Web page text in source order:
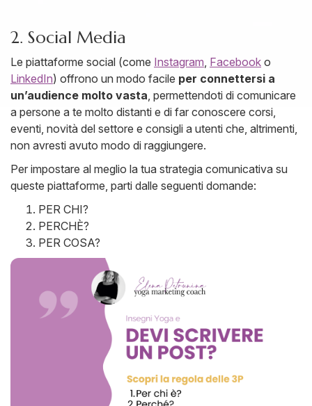
2. Social Media
Le piattaforme social (come Instagram Facebook o
LinkedIn) offrono un modo facile per connettersi a
un’audience molto vasta , permettendoti di comunicare
a persone a te molto distanti e di far conoscere corsi,
eventi, novità del settore e consigli a utenti che, altrimenti,
non avresti avuto modo di raggiungere.
Per impostare al meglio la tua strategia comunicativa su
queste piattaforme, parti dalle seguenti domande:
PER CHI?
PERCHÈ?
PER COSA?